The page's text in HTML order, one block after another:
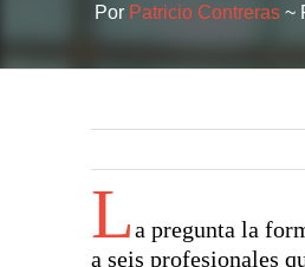
Por Patricio Contreras ~
La pregunta la
a seis profesionales